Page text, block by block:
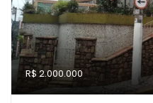
R$ 2.000.000